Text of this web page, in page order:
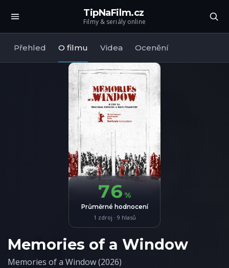
TipNaFilm.cz
Filmy & seriály online
Přehled O filmu Videa Ocenění
76%
Průměrné hodnocení
1 zdroj · 9 hlasů
Memories of a Window
Memories of a Window (2026)